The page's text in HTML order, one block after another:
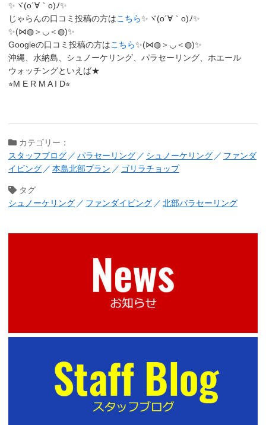
✨ヾ(o´∀｀o)ﾉ✨
じゃらんの口コミ投稿の方はこちら✨ヾ(o´∀｀o)ﾉ✨
✨(⋈◍＞◡＜◍)✨
Googleの口コミ投稿の方はこちら✨(⋈◍＞◡＜◍)✨
沖縄、水納島、シュノーケリング、パラセーリング、ホエール
ウォッチングといえば★
⭐︎M E R M A I D⭐︎
カテゴリー：
スタッフブログ
パラセーリング シュノーケリング
ファンダ
イビング
本島北部プラン ゴリラチョップ
タグ
シュノーケリング
ファンダイビング 北部パラセーリング